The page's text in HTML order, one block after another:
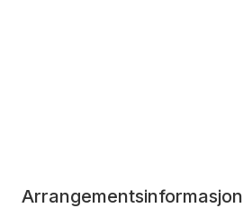
Arrangementsinformasjon